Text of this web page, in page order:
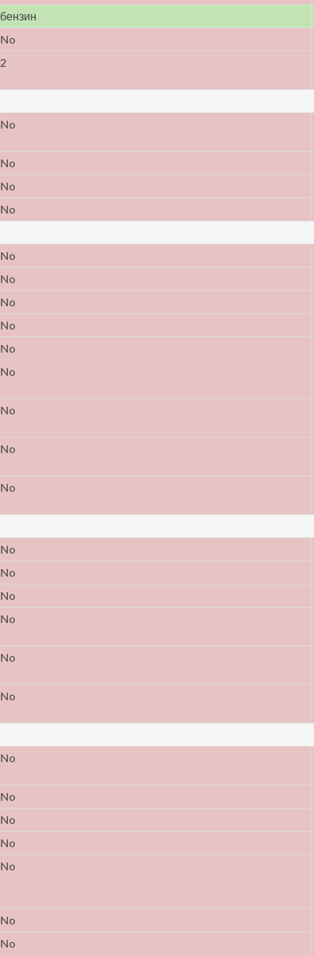
бензин
No
2
No
No
No
No
No
No
No
No
No
No
No
No
No
No
No
No
No
No
No
No
No
No
No
No
No
No